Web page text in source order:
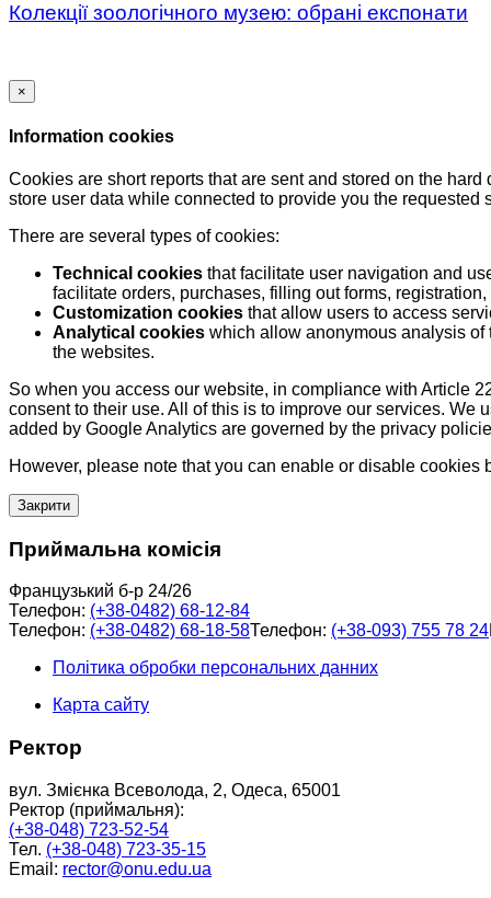
Колекції зоологічного музею: обрані експонати
×
Information cookies
Cookies are short reports that are sent and stored on the
store user data while connected to provide you the
There are several types of cookies:
Technical cookies that facilitate user navigation and
facilitate orders, purchases, filling out forms,
Customization cookies that allow users to access
Analytical cookies which allow anonymous analysis
the websites.
So when you access our website, in compliance with Article
consent to their use. All of this is to improve our services.
added by Google Analytics are governed by the privacy
However, please note that you can enable or disable cookies
Закрити
Приймальна комісія
Французький б-р 24/26
Телефон: (+38-0482) 68-12-84
Телефон: (+38-0482) 68-18-58Телефон: (+38-093) 755 78 24
Політика обробки персональних данних
Карта сайту
Ректор
вул. Змієнка Всеволода, 2, Одеса, 65001
Ректор (приймальня):
(+38-048) 723-52-54
Тел. (+38-048) 723-35-15
Email: rector@onu.edu.ua